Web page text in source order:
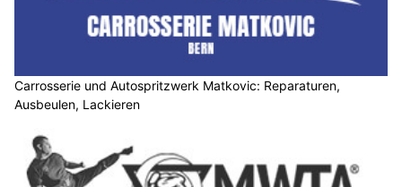
Carrosserie und Autospritzwerk Matkovic: Reparaturen,
Ausbeulen, Lackieren